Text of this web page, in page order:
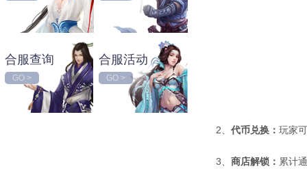
合服查询
GO >
合服活动
GO >
2、 代币兑换： 玩家
3、 商店解锁： 累计